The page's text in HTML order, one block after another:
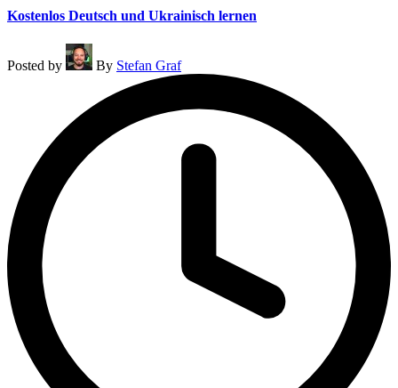
Kostenlos Deutsch und Ukrainisch lernen
Posted by By Stefan Graf